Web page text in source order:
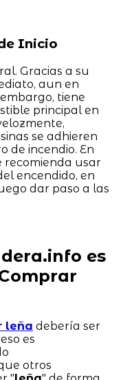
Inicio
Gracias a su
aun en
tiene
principal en
se adhieren
de incendio. En
recomienda usar
encendido, en
dar paso a las
es
leña debería ser
es
otros